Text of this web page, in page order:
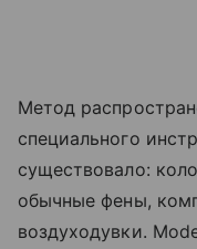
Метод
специального
существовало:
обычные фены,
воздуходувки.